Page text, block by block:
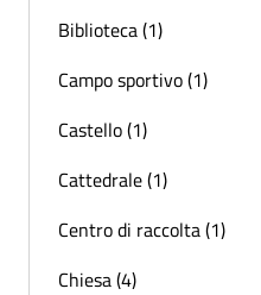
Biblioteca (1)
Campo sportivo (1)
Castello (1)
Cattedrale (1)
Centro di raccolta (1)
Chiesa (4)